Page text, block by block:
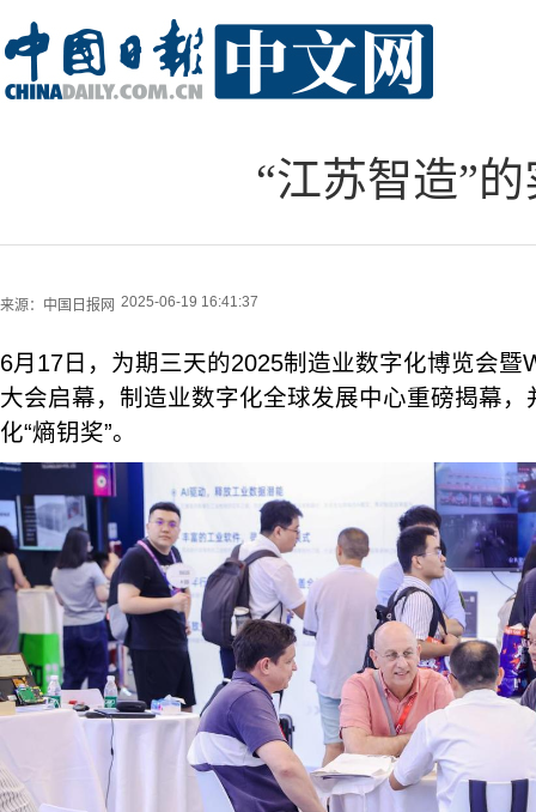
“江苏智造”
来源： 中国日报网 2025-06-19 16:41:37
6月17日，为期三天的2025制造业数字化博览会暨
大会启幕，制造业数字化全球发展中心重磅揭幕
化“熵钥奖”。